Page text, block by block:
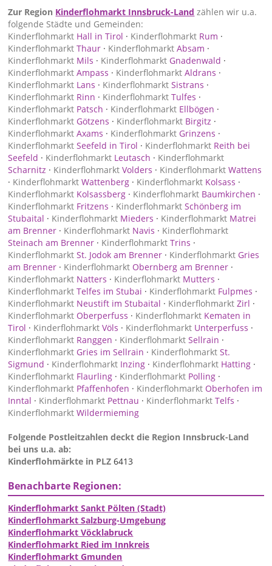
Zur Region Kinderflohmarkt Innsbruck-Land zählen wir u.a.
folgende Städte und Gemeinden:
Kinderflohmarkt Hall in Tirol · Kinderflohmarkt Rum ·
Kinderflohmarkt Thaur · Kinderflohmarkt Absam ·
Kinderflohmarkt Mils · Kinderflohmarkt Gnadenwald ·
Kinderflohmarkt Ampass · Kinderflohmarkt Aldrans ·
Kinderflohmarkt Lans · Kinderflohmarkt Sistrans ·
Kinderflohmarkt Rinn · Kinderflohmarkt Tulfes ·
Kinderflohmarkt Patsch · Kinderflohmarkt Ellbögen ·
Kinderflohmarkt Götzens · Kinderflohmarkt Birgitz ·
Kinderflohmarkt Axams · Kinderflohmarkt Grinzens ·
Kinderflohmarkt Seefeld in Tirol · Kinderflohmarkt Reith bei
Seefeld · Kinderflohmarkt Leutasch · Kinderflohmarkt
Scharnitz · Kinderflohmarkt Volders · Kinderflohmarkt Wattens
· Kinderflohmarkt Wattenberg · Kinderflohmarkt Kolsass ·
Kinderflohmarkt Kolsassberg · Kinderflohmarkt Baumkirchen ·
Kinderflohmarkt Fritzens · Kinderflohmarkt Schönberg im
Stubaital · Kinderflohmarkt Mieders · Kinderflohmarkt Matrei
am Brenner · Kinderflohmarkt Navis · Kinderflohmarkt
Steinach am Brenner · Kinderflohmarkt Trins ·
Kinderflohmarkt St. Jodok am Brenner · Kinderflohmarkt Gries
am Brenner · Kinderflohmarkt Obernberg am Brenner ·
Kinderflohmarkt Natters · Kinderflohmarkt Mutters ·
Kinderflohmarkt Telfes im Stubai · Kinderflohmarkt Fulpmes ·
Kinderflohmarkt Neustift im Stubaital · Kinderflohmarkt Zirl ·
Kinderflohmarkt Oberperfuss · Kinderflohmarkt Kematen in
Tirol · Kinderflohmarkt Völs · Kinderflohmarkt Unterperfuss ·
Kinderflohmarkt Ranggen · Kinderflohmarkt Sellrain ·
Kinderflohmarkt Gries im Sellrain · Kinderflohmarkt St.
Sigmund · Kinderflohmarkt Inzing · Kinderflohmarkt Hatting ·
Kinderflohmarkt Flaurling · Kinderflohmarkt Polling ·
Kinderflohmarkt Pfaffenhofen · Kinderflohmarkt Oberhofen im
Inntal · Kinderflohmarkt Pettnau · Kinderflohmarkt Telfs ·
Kinderflohmarkt Wildermieming
Folgende Postleitzahlen deckt die Region Innsbruck-Land
bei uns u.a. ab:
Kinderflohmärkte in PLZ6413
Benachbarte Regionen:
Kinderflohmarkt Sankt Pölten (Stadt)
Kinderflohmarkt Salzburg-Umgebung
Kinderflohmarkt Vöcklabruck
Kinderflohmarkt Ried im Innkreis
Kinderflohmarkt Gmunden